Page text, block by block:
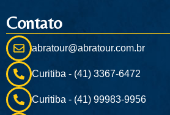
Contato
abratour@abratour.com.br
Curitiba - (41) 3367-6472
Curitiba - (41) 99983-9956